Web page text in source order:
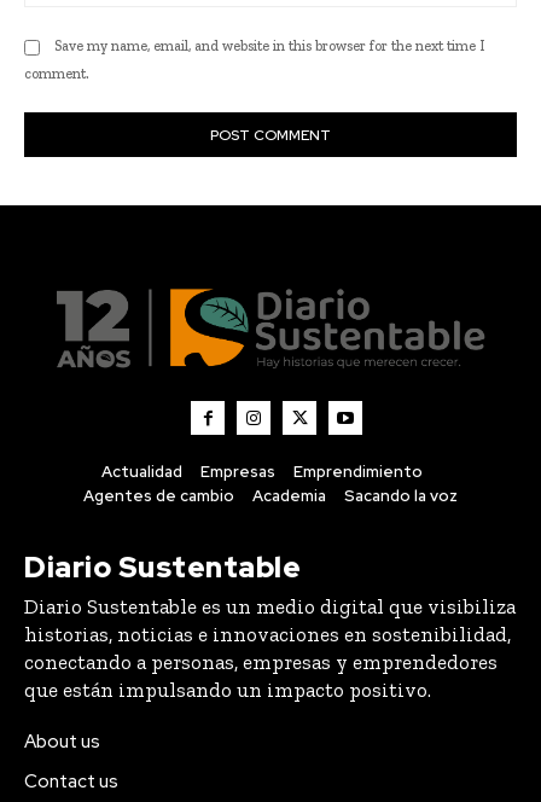
Actualidad Empresas
Emprendimiento
Agentes de cambio
Academia Sacando la voz
Diario Sustentable
Diario Sustentable es un medio digital que visibiliza
historias, noticias e innovaciones en sostenibilidad,
conectando a personas, empresas y emprendedores
que están impulsando un impacto positivo.
About us
Contact us